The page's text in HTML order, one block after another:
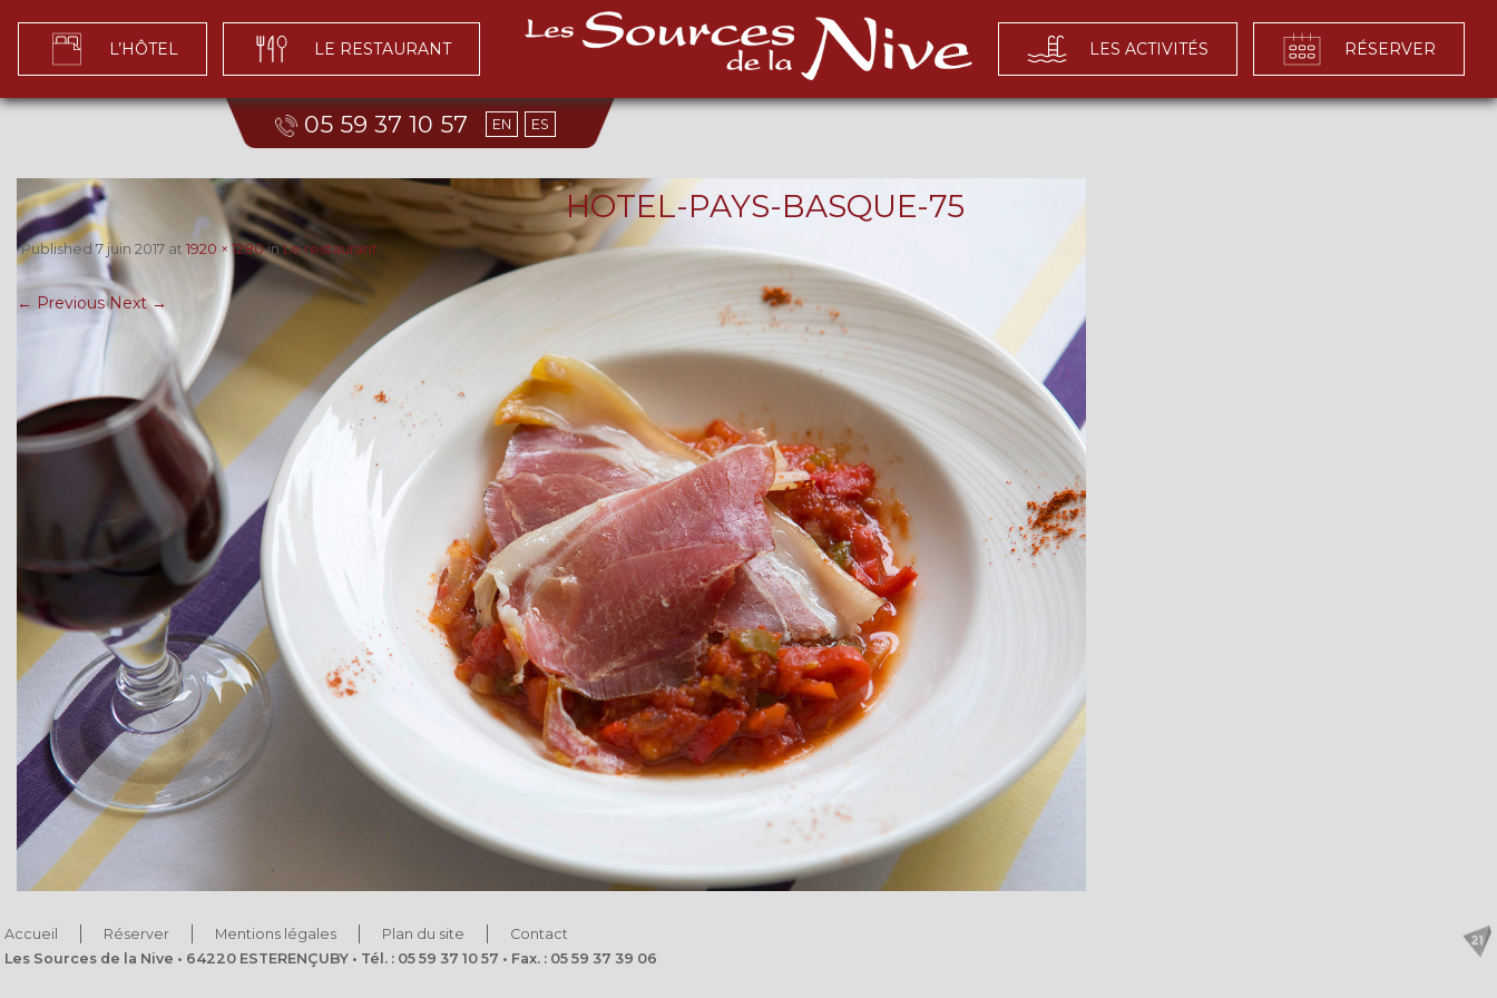
L’HÔTEL LE RESTAURANT LES ACTIVITÉS RÉSERVER
05 59 37 10 57 EN ES
HOTEL-PAYS-BASQUE-75
Published 7 juin 2017 at 1920 × 1280inLe restaurant.
← Previous Next →
Accueil Réserver Mentions légales Plan du site
Contact
Les Sources de la Nive • 64220 ESTERENÇUBY • Tél. : 05 59 37 10 57 • Fax. : 05 59 37 39 06